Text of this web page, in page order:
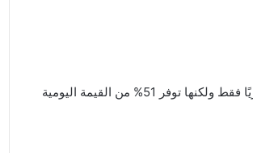
تحتوي نصف حبة جريب فروت، تزن حوالي 123 غرامًا، على 37 سعرًا حراريًا فقط ولكنها توفر 51% من القيمة اليومية